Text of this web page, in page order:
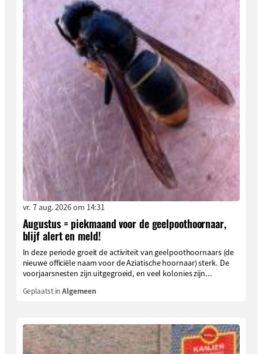
vr. 7 aug. 2026 om 14:31
Augustus = piekmaand voor de geelpoothoornaar,
blijf alert en meld!
In deze periode groeit de activiteit van geelpoothoornaars (de
nieuwe officiële naam voor de Aziatische hoornaar) sterk. De
voorjaarsnesten zijn uitgegroeid, en veel kolonies zijn...
Geplaatst inAlgemeen